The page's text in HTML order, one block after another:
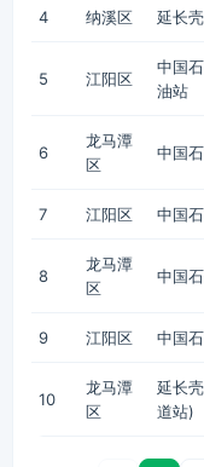
4 纳溪区 延长
5 江阳区
中国
油站
6
龙马潭
区
中国
7 江阳区 中国
8
龙马潭
区
中国
9 江阳区 中国
10
龙马潭
区
延长
道站)